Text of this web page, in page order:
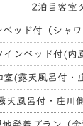
2泊目客室
ッド付（シャ
インベッド付(内
室(露天風呂付・
天風呂付・庄川